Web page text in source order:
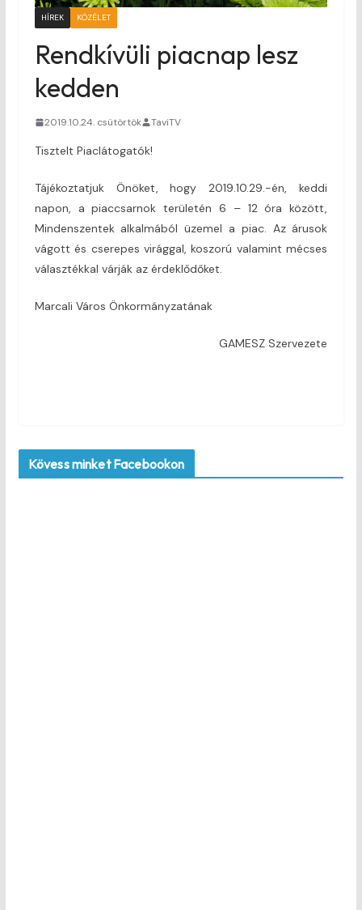
HÍREK KÖZÉLET
Rendkívüli piacnap lesz
kedden
2019.10.24. csütörtök TaviTV
Tisztelt Piaclátogatók!
Tájékoztatjuk Önöket, hogy 2019.10.29.-én, keddi
napon, a piaccsarnok területén 6 – 12 óra között,
Mindenszentek alkalmából üzemel a piac. Az árusok
vágott és cserepes virággal, koszorú valamint mécses
választékkal várják az érdeklődőket.
Marcali Város Önkormányzatának
GAMESZ Szervezete
Kövess minket Facebookon